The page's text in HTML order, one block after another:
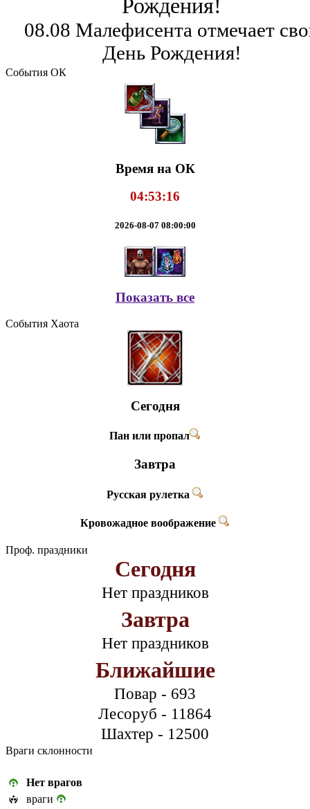
Рождения!
08.08 Малефисента отмечает
День Рождения!
События ОК
Время на ОК
04:53:17
2026-08-07 08:00:00
Показать все
События Хаота
Сегодня
Пан или пропал
Завтра
Русская рулетка
Кровожадное воображение
Проф. праздники
Сегодня
Нет праздников
Завтра
Нет праздников
Ближайшие
Повар - 693
Лесоруб - 11864
Шахтер - 12500
Враги склонности
Нет врагов
враги